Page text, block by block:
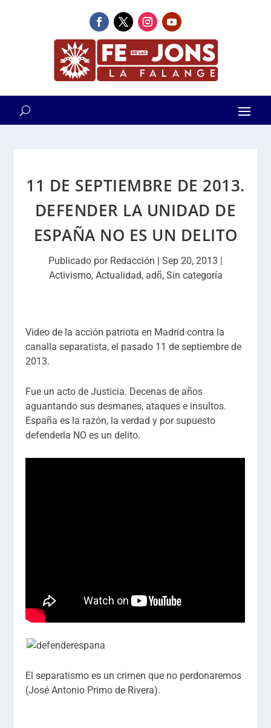
11 DE SEPTIEMBRE DE 2013.
DEFENDER LA UNIDAD DE
ESPAÑA NO ES UN DELITO
Publicado por Redacción | Sep 20, 2013 |
Activismo, Actualidad, adñ, Sin categoría
Video de la acción patriota en Madrid contra la
canalla separatista, el pasado 11 de septiembre de
2013.
Fue un acto de Justicia. Decenas de años
aguantando sus desmanes, ataques e insultos.
España es la razón, la verdad y por supuesto
defenderla NO es un delito.
El separatismo es un crimen que no perdonaremos
(José Antonio Primo de Rivera).